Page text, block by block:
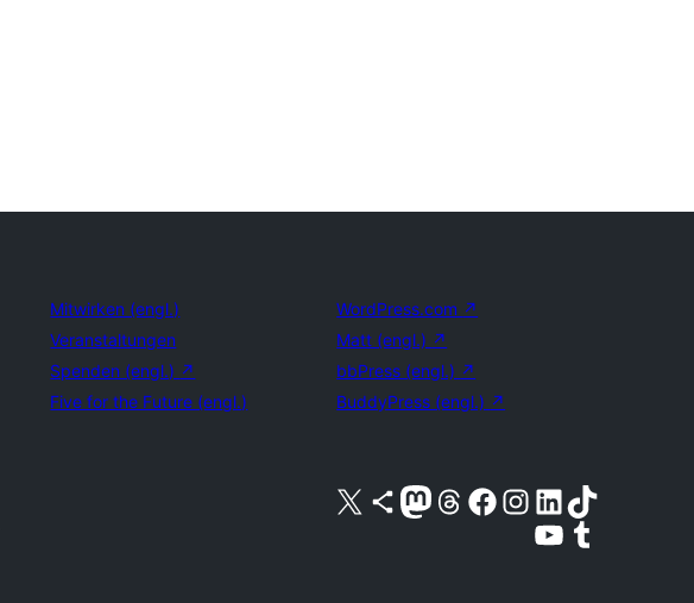
Mitwirken (engl.)
Veranstaltungen
Spenden (engl.) ↗
Five for the Future (engl.)
WordPress.com ↗
Matt (engl.) ↗
bbPress (engl.) ↗
BuddyPress (engl.) ↗
Unser X-Konto (früher Twitter) besuchen
Unser Bluesky-Konto besuchen
Unser Mastodon-Konto besuchen
Unser Threads-Konto besuchen
Unsere Facebook-Seite besuchen
Unser Instagram-Konto besuchen
Unser LinkedIn-Konto besuchen
Unser TikTok-Konto
Unseren YouTube-Kanal besuchen
Unser Tumblr-Konto